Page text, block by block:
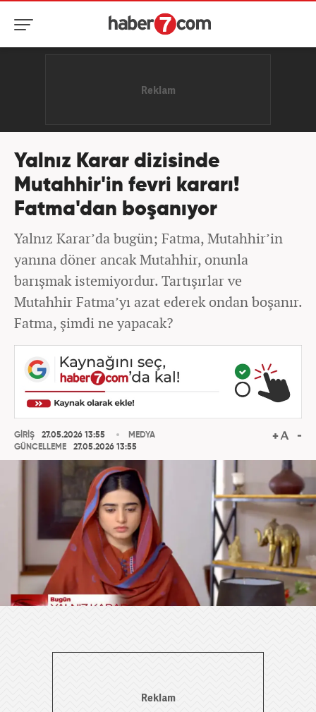
Yalnız Karar dizisinde
Mutahhir'in fevri kararı!
Fatma'dan boşanıyor
Yalnız Karar’da bugün; Fatma, Mutahhir’in
yanına döner ancak Mutahhir, onunla
barışmak istemiyordur. Tartışırlar ve
Mutahhir Fatma’yı azat ederek ondan boşanır.
Fatma, şimdi ne yapacak?
GİRİŞ
27.05.2026 13:55
GÜNCELLEME
27.05.2026 13:55
MEDYA